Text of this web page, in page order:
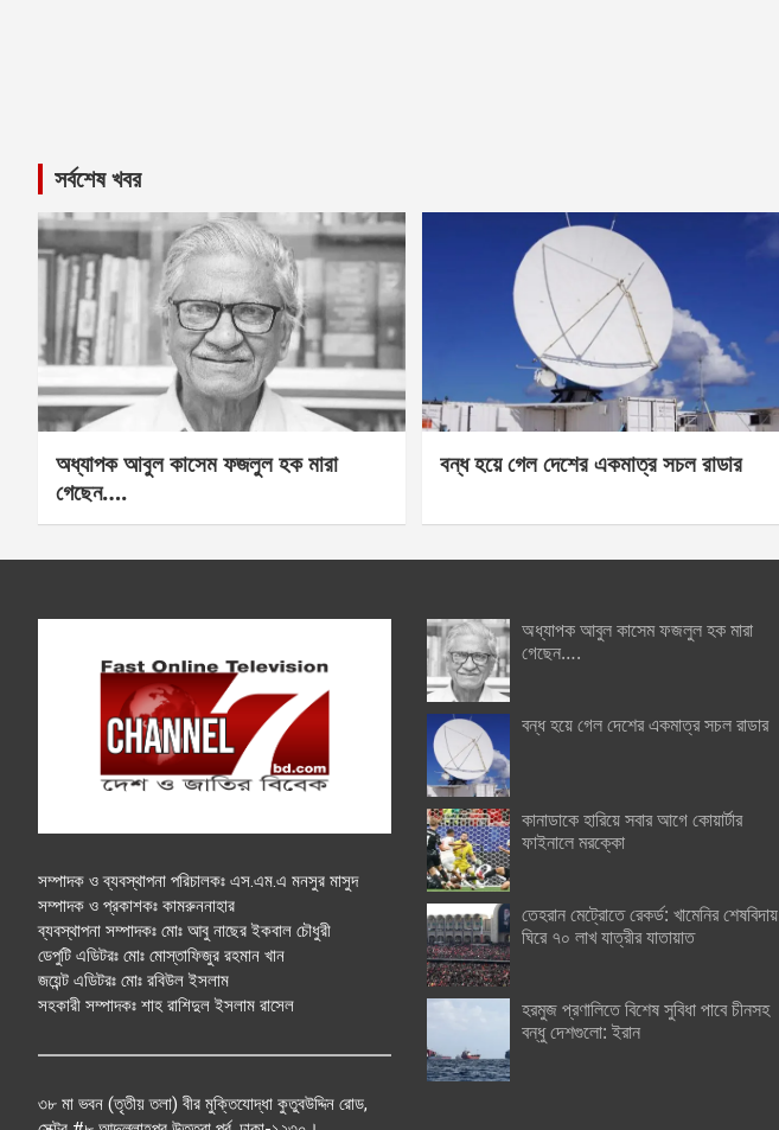
সর্বশেষ খবর
অধ্যাপক আবুল কাসেম ফজলুল হক মারা
গেছেন….
বন্ধ হয়ে গেল দেশের একমাত্র সচল রাডার
সম্পাদক ও ব্যবস্থাপনা পরিচালকঃ এস.এম.এ মনসুর মাসুদ
সম্পাদক ও প্রকাশকঃ কামরুননাহার
ব্যবস্থাপনা সম্পাদকঃ মোঃ আবু নাছের ইকবাল চৌধুরী
ডেপুটি এডিটরঃ মোঃ মোস্তাফিজুর রহমান খান
জয়েন্ট এডিটরঃ মোঃ রবিউল ইসলাম
সহকারী সম্পাদকঃ শাহ রাশিদুল ইসলাম রাসেল
৩৮ মা ভবন (তৃতীয় তলা) বীর মুক্তিযোদ্ধা কুতুবউদ্দিন রোড,
অধ্যাপক আবুল কাসেম ফজলুল হক মারা
গেছেন….
বন্ধ হয়ে গেল দেশের একমাত্র সচল রাডার
কানাডাকে হারিয়ে সবার আগে কোয়ার্টার
ফাইনালে মরক্কো
তেহরান মেট্রোতে রেকর্ড: খামেনির শেষবিদায়
ঘিরে ৭০ লাখ যাত্রীর যাতায়াত
হরমুজ প্রণালিতে বিশেষ সুবিধা পাবে চীনসহ
বন্ধু দেশগুলো: ইরান